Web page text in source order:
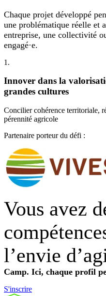
Chaque projet développé
une problématique réelle et
entreprise, une collectivité
engagé·e.
1.
Innover dans la
grandes cultures
Concilier cohérence territoriale,
pérennité agricole
Partenaire porteur du défi :
Vous avez
l’envie
Camp. Ici, chaque profil
S'inscrire